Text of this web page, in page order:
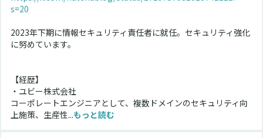
s=20
2023年下期に情報セキュリティ責任者に就任。セキュリティ強化
に努めています。
【経歴】
・ユビー株式会社
コーポレートエンジニアとして、複数ドメインのセキュリティ向
上施策、生産性...もっと読む